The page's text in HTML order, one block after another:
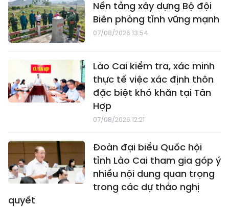
Nền tảng xây dựng Bộ đội
Biên phòng tỉnh vững mạnh
07/08/2026 13:54
Lào Cai kiểm tra, xác minh
thực tế việc xác định thôn
đặc biệt khó khăn tại Tân
Hợp
07/08/2026 12:21
Đoàn đại biểu Quốc hội
tỉnh Lào Cai tham gia góp ý
nhiều nội dung quan trọng
trong các dự thảo nghị
quyết